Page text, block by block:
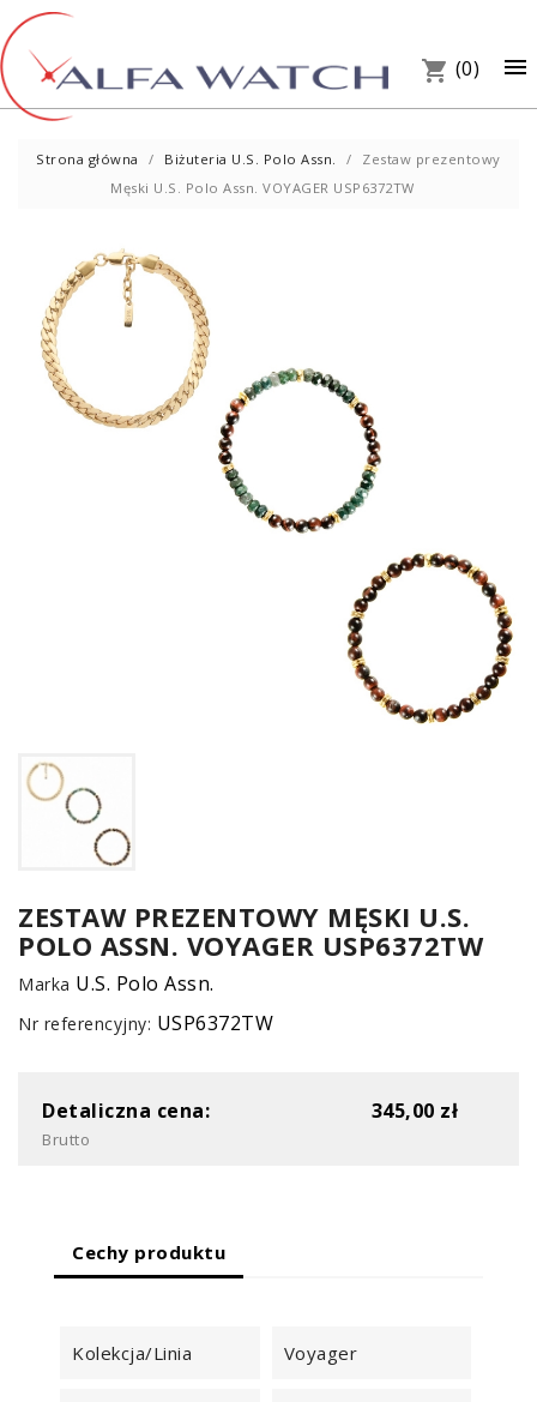

shopping_cart (0)
Strona główna Biżuteria U.S. Polo Assn.
Zestaw prezentowy
Męski U.S. Polo Assn. VOYAGER USP6372TW
ZESTAW PREZENTOWY MĘSKI U.S.
POLO ASSN. VOYAGER USP6372TW
Marka U.S. Polo Assn.
Nr referencyjny: USP6372TW
Detaliczna cena: 345,00 zł
Brutto
Cechy produktu
Kolekcja/Linia Voyager